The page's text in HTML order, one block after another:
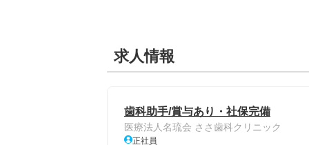
求人情報
歯科助手/賞与あり・社保完備
医療法人名琉会 ささ歯科クリニック
正社員